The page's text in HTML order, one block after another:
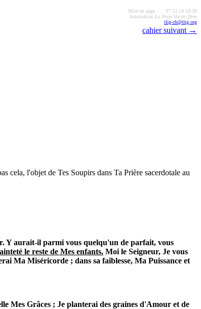
Mise en page : 97.12.14 18:30
Association La Vraie Vie en Dieu
tlig-ch@tlig.org
cahier suivant →
cela, l'objet de Tes Soupirs dans Ta Prière sacerdotale au
Y aurait-il parmi vous quelqu'un de parfait, vous
le reste de Mes enfants. Moi le Seigneur, Je vous
Ma Miséricorde ; dans sa faiblesse, Ma Puissance et
Mes Grâces ; Je planterai des graines d'Amour et de